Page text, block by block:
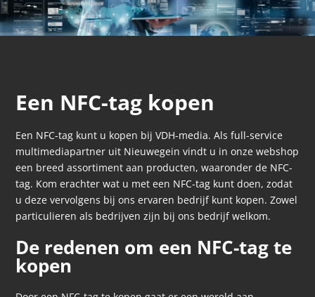
Een NFC-tag kopen
Een NFC-tag kunt u kopen bij VDH-media. Als full-service
multimediapartner uit Nieuwegein vindt u in onze webshop
een breed assortiment aan producten, waaronder de NFC-
tag. Kom erachter wat u met een NFC-tag kunt doen, zodat
u deze vervolgens bij ons ervaren bedrijf kunt kopen. Zowel
particulieren als bedrijven zijn bij ons bedrijf welkom.
De redenen om een NFC-tag te
kopen